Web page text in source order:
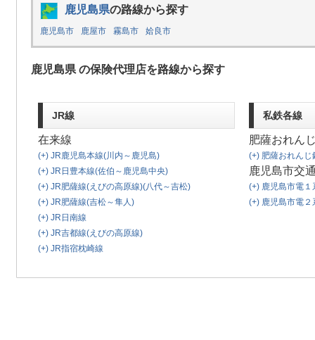
鹿児島県の路線から探す
鹿児島市 鹿屋市 霧島市 姶良市
鹿児島県 の保険代理店を路線から探す
JR線
在来線
(+) JR鹿児島本線(川内～鹿児島)
(+) JR日豊本線(佐伯～鹿児島中央)
(+) JR肥薩線(えびの高原線)(八代～吉松)
(+) JR肥薩線(吉松～隼人)
(+) JR日南線
(+) JR吉都線(えびの高原線)
(+) JR指宿枕崎線
私鉄各線
肥薩おれん
(+) 肥薩おれんじ
鹿児島市交
(+) 鹿児島市電１
(+) 鹿児島市電２